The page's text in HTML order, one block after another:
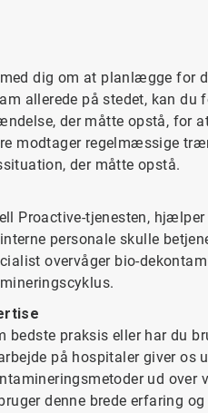
dig om at planlægge for
allerede på stedet, kan du
der måtte opstå, for
modtager regelmæssige
der måtte opstå.
Proactive-tjenesten,
personale skulle
overvåger bio-
bedste praksis eller har du
på hospitaler giver
ud over
denne brede erfaring